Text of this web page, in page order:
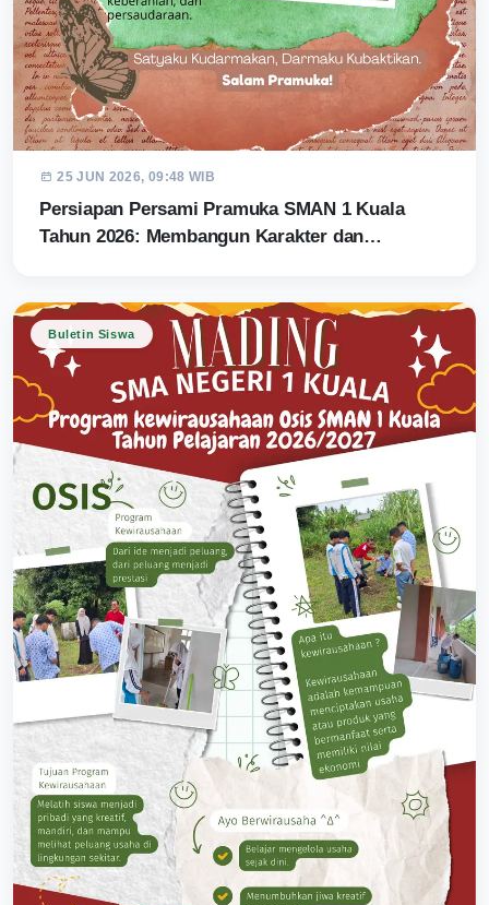
25 JUN 2026, 09:48 WIB
Persiapan Persami Pramuka SMAN 1 Kuala
Tahun 2026: Membangun Karakter dan…
Buletin Siswa